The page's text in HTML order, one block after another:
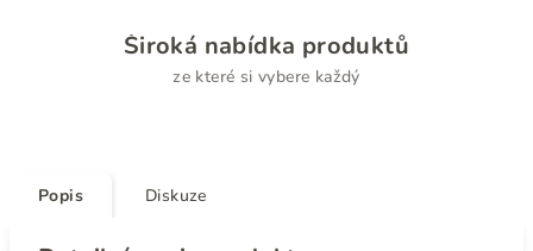
Široká nabídka produktů
ze které si vybere každý
Popis Diskuze